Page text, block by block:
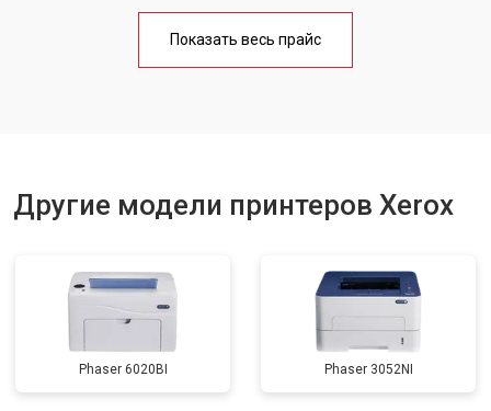
от 2600 ₽
Показать весь прайс
Другие модели принтеров Xerox
Phaser 6020BI Phaser 3052NI